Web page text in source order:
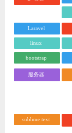
Laravel
linux
bootstrap
服务器
sublime text